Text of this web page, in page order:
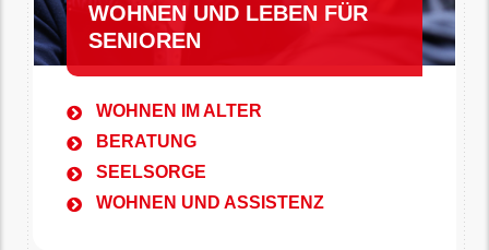
WOHNEN UND LEBEN FÜR
SENIOREN
WOHNEN IM ALTER
BERATUNG
SEELSORGE
WOHNEN UND ASSISTENZ